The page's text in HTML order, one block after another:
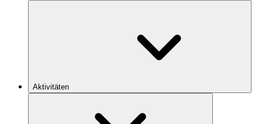
Aktivitäten